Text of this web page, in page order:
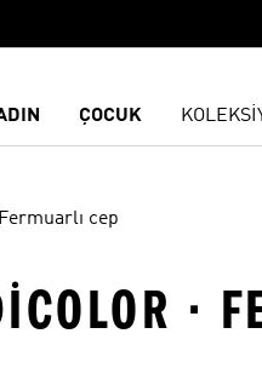
ÇOCUK
Fermuarlı cep
·